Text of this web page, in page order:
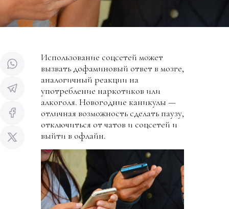
Использование соцсетей может
вызвать дофаминовый ответ в мозге,
аналогичный реакции на
употребление наркотиков или
алкоголя. Новогодние каникулы —
отличная возможность сделать паузу,
отключиться от чатов и соцсетей и
выйти в офлайн.